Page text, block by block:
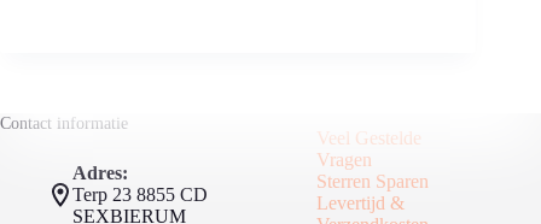
Contact informatie
Adres:
Terp 23 8855 CD
SEXBIERUM
Veel Gestelde
Vragen
Sterren Sparen
Levertijd &